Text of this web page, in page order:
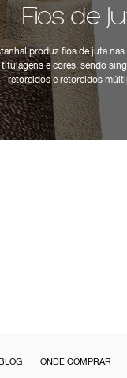
Fios de
produz fios de juta nas
e cores, sendo
retorcidos e retorcidos
ONDE COMPRAR